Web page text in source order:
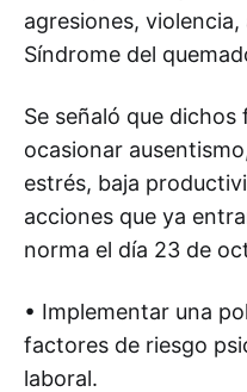
agresiones,
Síndrome del
Se señaló que
ocasionar
estrés, baja
acciones que ya
norma el día 23 de
• Implementar una
factores de riesgo
laboral.